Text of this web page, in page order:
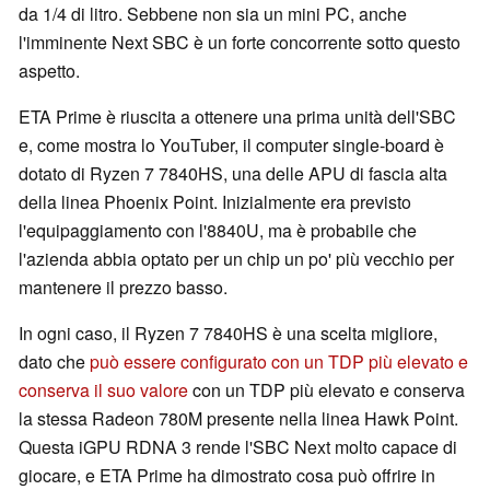
da 1/4 di litro. Sebbene non sia un mini PC, anche
l'imminente Next SBC è un forte concorrente sotto questo
aspetto.
ETA Prime è riuscita a ottenere una prima unità dell'SBC
e, come mostra lo YouTuber, il computer single-board è
dotato di Ryzen 7 7840HS, una delle APU di fascia alta
della linea Phoenix Point. Inizialmente era previsto
l'equipaggiamento con l'8840U, ma è probabile che
l'azienda abbia optato per un chip un po' più vecchio per
mantenere il prezzo basso.
In ogni caso, il Ryzen 7 7840HS è una scelta migliore,
dato chepuò essere configurato con un TDP più elevato e
conserva il suo valorecon un TDP più elevato e conserva
la stessa Radeon 780M presente nella linea Hawk Point.
Questa iGPU RDNA 3 rende l'SBC Next molto capace di
giocare, e ETA Prime ha dimostrato cosa può offrire in